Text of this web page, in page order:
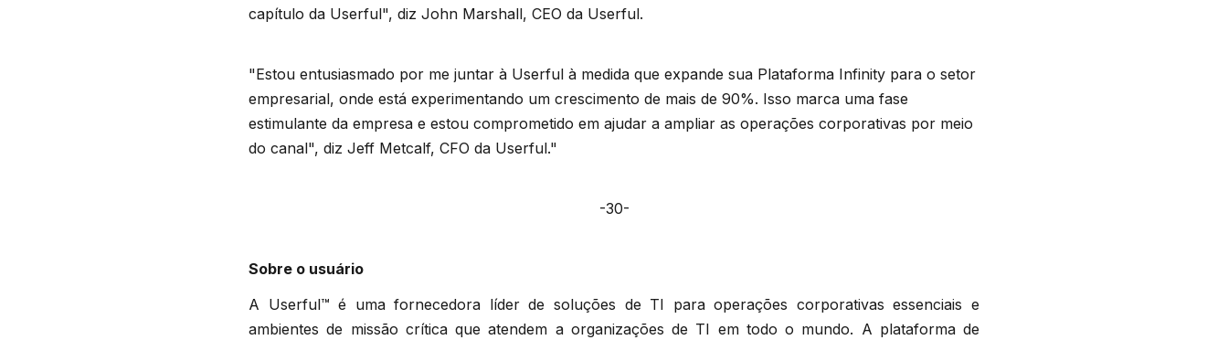
capítulo da Userful", diz John Marshall, CEO da Userful.
"Estou entusiasmado por me juntar à Userful à medida que expande sua Plataforma Infinity para o setor
empresarial, onde está experimentando um crescimento de mais de 90%. Isso marca uma fase
estimulante da empresa e estou comprometido em ajudar a ampliar as operações corporativas por meio
do canal", diz Jeff Metcalf, CFO da Userful."
-30-
Sobre o usuário
A Userful™ é uma fornecedora líder de soluções de TI para operações corporativas essenciais e
ambientes de missão crítica que atendem a organizações de TI em todo o mundo. A plataforma de